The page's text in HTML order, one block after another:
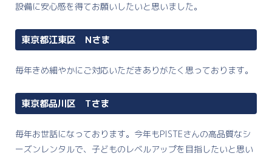
設備に安心感を得てお願いしたいと思いました。
東京都江東区 Nさま
毎年きめ細やかにご対応いただきありがたく思っております。
東京都品川区 Tさま
毎年お世話になっております。今年もPISTEさんの高品質なシ
ーズンレンタルで、子どものレベルアップを目指したいと思い